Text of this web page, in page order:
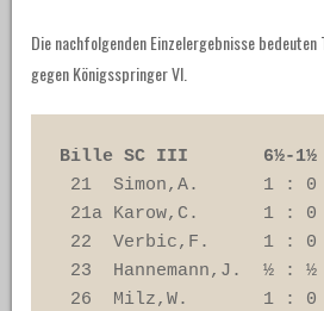
Die nachfolgenden Einzelergebnisse
gegen Königsspringer VI.
Bille SC III       6½-1½
21  Simon,A.      1 : 0
21a Karow,C.      1 : 0
22  Verbic,F.     1 : 0
23  Hannemann,J.  ½ :
26  Milz,W.       1 : 0